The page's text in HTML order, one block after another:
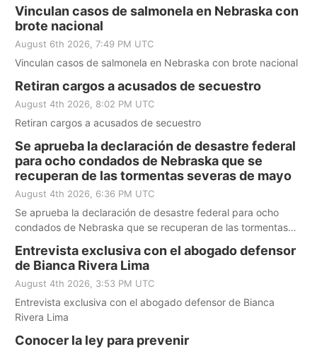
Vinculan casos de salmonela en Nebraska con
brote nacional
August 6th 2026, 7:49 PM UTC
Vinculan casos de salmonela en Nebraska con brote nacional
Retiran cargos a acusados de secuestro
August 4th 2026, 8:02 PM UTC
Retiran cargos a acusados de secuestro
Se aprueba la declaración de desastre federal
para ocho condados de Nebraska que se
recuperan de las tormentas severas de mayo
August 4th 2026, 6:36 PM UTC
Se aprueba la declaración de desastre federal para ocho
condados de Nebraska que se recuperan de las tormentas
Entrevista exclusiva con el abogado defensor
de Bianca Rivera Lima
August 4th 2026, 3:53 PM UTC
Entrevista exclusiva con el abogado defensor de Bianca
Rivera Lima
Conocer la ley para prevenir